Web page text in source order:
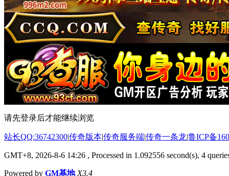
请先登录后才能继续浏览
站长QQ:36742300|传奇版本|传奇服务端|传奇一条龙|鲁ICP备
GMT+8, 2026-8-6 14:26 , Processed in 1.092556 second(s), 4
Powered by GM基地 X3.4